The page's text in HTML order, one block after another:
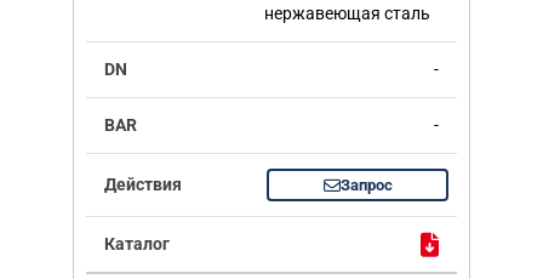
нержавеющая сталь
-
-
Запрос